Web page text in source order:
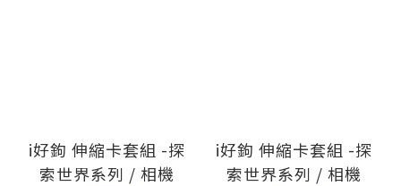
i好鉤 伸縮卡套組 -探
索世界系列 / 相機
i好鉤 伸縮卡套組 -探
索世界系列 / 相機